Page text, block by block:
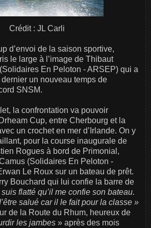
Crédit : JL Carli
d’envoi de la saison sportive,
le large à l’image de Thibaut
En Peloton - ARSEP) qui a
un nouveau temps de
SNSM.
la confrontation va pouvoir
Cup, entre Cherbourg et la
un crochet en mer d’Irlande. On y
pour la course inaugurale de
Rogues à bord de Primonial,
(Solidaires En Peloton -
Le Roux sur un bateau de prêt.
Bouchard qui lui confie la barre de
flatté qu’il me confie son bateau.
salué car il le fait pour la classe »
de la Route du Rhum, heureux de
les jambes » après des mois